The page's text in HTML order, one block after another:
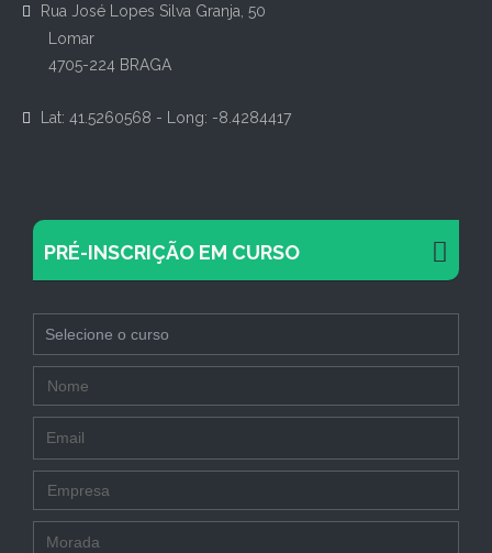
Rua José Lopes Silva Granja, 50
Lomar
4705-224 BRAGA
Lat: 41.5260568 - Long: -8.4284417
PRÉ-INSCRIÇÃO EM CURSO